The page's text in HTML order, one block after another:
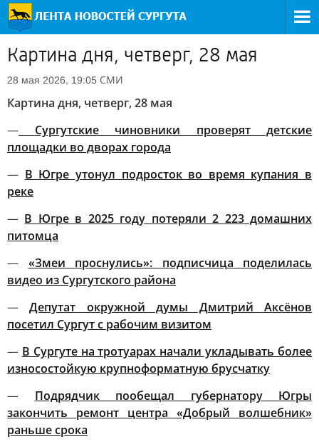
Картина дня, четверг, 28 мая
28 мая 2026, 19:05 СМИ
Картина дня, четверг, 28 мая
—
Сургутские чиновники проверят детские
площадки во дворах города
— В Югре утонул подросток во время купания в
реке
— В Югре в 2025 году потеряли 2 223 домашних
питомца
— «Змеи проснулись»: подписчица поделилась
видео из Сургутского района
—Депутат окружной думы Дмитрий Аксёнов
посетил Сургут с рабочим визитом
— В Сургуте на тротуарах начали укладывать более
износостойкую крупноформатную брусчатку
— Подрядчик пообещал губернатору Югры
закончить ремонт центра «Добрый волшебник»
раньше срока